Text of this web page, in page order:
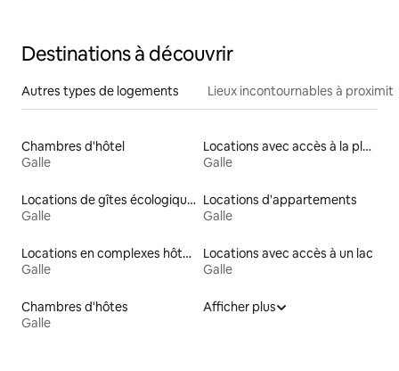
Destinations à découvrir
Autres types de logements Lieux incontournables à
Chambres d'hôtel
Galle
Locations avec accès à la plage
Galle
Locations de gîtes écologiques
Galle
Locations d'appartements
Galle
Locations en complexes hôteliers
Galle
Locations avec accès à un lac
Galle
Chambres d'hôtes
Galle
Afficher plus